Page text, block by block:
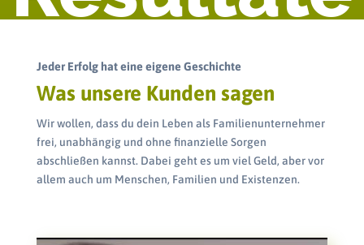
Jeder Erfolg hat eine eigene Geschichte
Was unsere Kunden sagen
Wir wollen, dass du dein Leben als Familienunternehmer
frei, unabhängig und ohne finanzielle Sorgen
abschließen kannst. Dabei geht es um viel Geld, aber vor
allem auch um Menschen, Familien und Existenzen.